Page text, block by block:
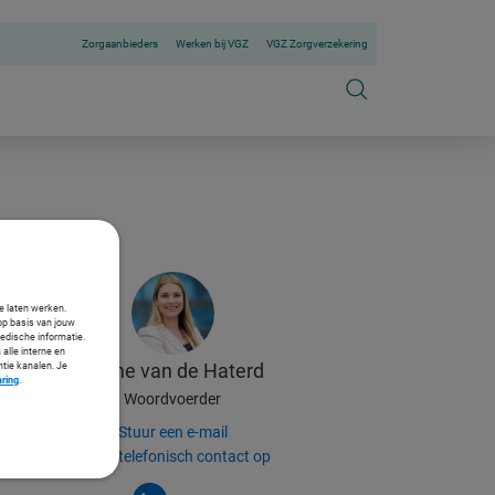
Zorgaanbieders Werken bij VGZ VGZ Zorgverzekering
Celine van de Haterd
Woordvoerder
Stuur een e-mail
Neem telefonisch contact op
laten werken.
basis van jouw
informatie.
alle interne en
kanalen. Je